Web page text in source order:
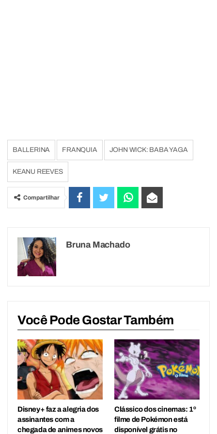
BALLERINA FRANQUIA JOHN WICK: BABA YAGA
KEANU REEVES
Compartilhar
Bruna Machado
Você Pode Gostar Também
Disney+ faz a alegria dos
assinantes com a
chegada de animes novos
Clássico dos cinemas: 1º
filme de Pokémon está
disponível grátis no